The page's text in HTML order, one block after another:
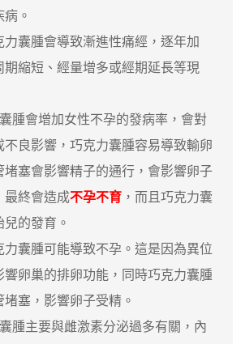
。
腫會導致漸進性痛經，逐年加
期縮短、經量增多或經期延長等現
會增加女性不孕的發病率，會對
不良影響，巧克力囊腫容易導致輸卵
堵塞會影響精子的通行，會影響卵子
最終會造成不孕不育 ，而且巧克力囊
的發育。
腫可能導致不孕。這是因為異位
響卵巢的排卵功能，同時巧克力囊腫
塞，影響卵子受精。
主要與雌激素分泌過多有關，內